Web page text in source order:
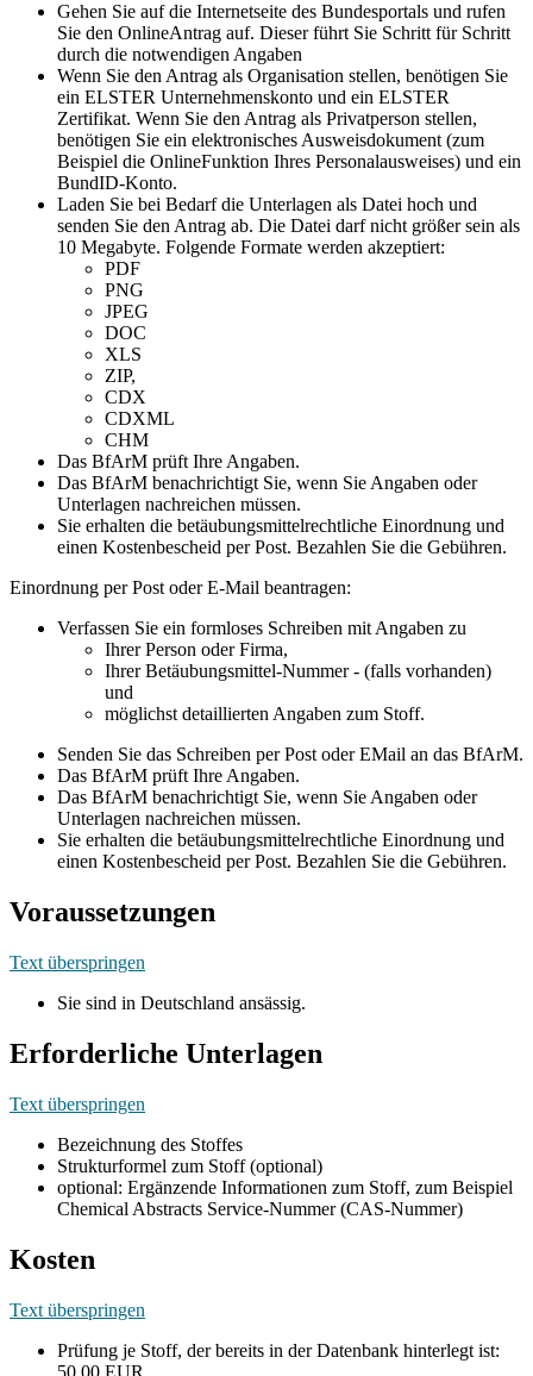
Gehen Sie auf die Internetseite des Bundesportals und rufen
Sie den OnlineAntrag auf. Dieser führt Sie Schritt für Schritt
durch die notwendigen Angaben
Wenn Sie den Antrag als Organisation stellen, benötigen Sie
ein ELSTER Unternehmenskonto und ein ELSTER
Zertifikat. Wenn Sie den Antrag als Privatperson stellen,
benötigen Sie ein elektronisches Ausweisdokument (zum
Beispiel die OnlineFunktion Ihres Personalausweises) und ein
BundID-Konto.
Laden Sie bei Bedarf die Unterlagen als Datei hoch und
senden Sie den Antrag ab. Die Datei darf nicht größer sein als
10 Megabyte. Folgende Formate werden akzeptiert:
PDF
PNG
JPEG
DOC
XLS
ZIP,
CDX
CDXML
CHM
Das BfArM prüft Ihre Angaben.
Das BfArM benachrichtigt Sie, wenn Sie Angaben oder
Unterlagen nachreichen müssen.
Sie erhalten die betäubungsmittelrechtliche Einordnung und
einen Kostenbescheid per Post. Bezahlen Sie die Gebühren.
Einordnung per Post oder E-Mail beantragen:
Verfassen Sie ein formloses Schreiben mit Angaben zu
Ihrer Person oder Firma,
Ihrer Betäubungsmittel-Nummer - (falls vorhanden)
und
möglichst detaillierten Angaben zum Stoff.
Senden Sie das Schreiben per Post oder EMail an das BfArM.
Das BfArM prüft Ihre Angaben.
Das BfArM benachrichtigt Sie, wenn Sie Angaben oder
Unterlagen nachreichen müssen.
Sie erhalten die betäubungsmittelrechtliche Einordnung und
einen Kostenbescheid per Post. Bezahlen Sie die Gebühren.
Voraussetzungen
Text überspringen
Sie sind in Deutschland ansässig.
Erforderliche Unterlagen
Text überspringen
Bezeichnung des Stoffes
Strukturformel zum Stoff (optional)
optional: Ergänzende Informationen zum Stoff, zum Beispiel
Chemical Abstracts Service-Nummer (CAS-Nummer)
Kosten
Text überspringen
Prüfung je Stoff, der bereits in der Datenbank hinterlegt ist:
50,00 EUR